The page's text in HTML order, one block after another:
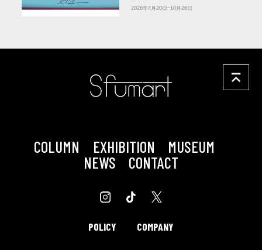
2026年4月20日~10月26日
COLUMN EXHIBITION
MUSEUM
NEWS
CONTACT
POLICY COMPANY